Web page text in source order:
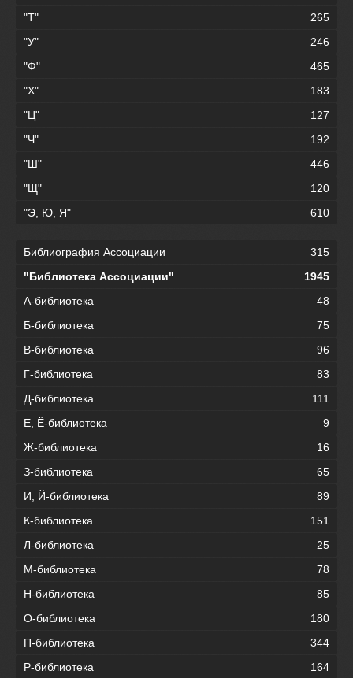
"Т"
265
"У"
246
"Ф"
465
"Х"
183
"Ц"
127
"Ч"
192
"Ш"
446
"Щ"
120
"Э, Ю, Я"
610
Библиография Ассоциации
315
"Библиотека Ассоциации"
1945
А-библиотека
48
Б-библиотека
75
В-библиотека
96
Г-библиотека
83
Д-библиотека
111
Е, Ё-библиотека
9
Ж-библиотека
16
З-библиотека
65
И, Й-библиотека
89
К-библиотека
151
Л-библиотека
25
М-библиотека
78
Н-библиотека
85
О-библиотека
180
П-библиотека
344
Р-библиотека
164